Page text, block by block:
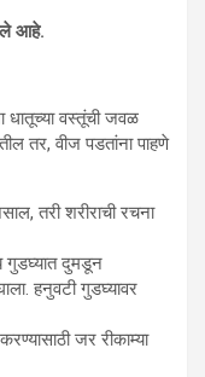
आहे.
धातूच्या वस्तूंची जवळ
तर, वीज पडतांना पाहणे
तरी शरीराची रचना
गुडघ्यात दुमडून
हनुवटी गुडघ्यावर
जर रीकाम्या